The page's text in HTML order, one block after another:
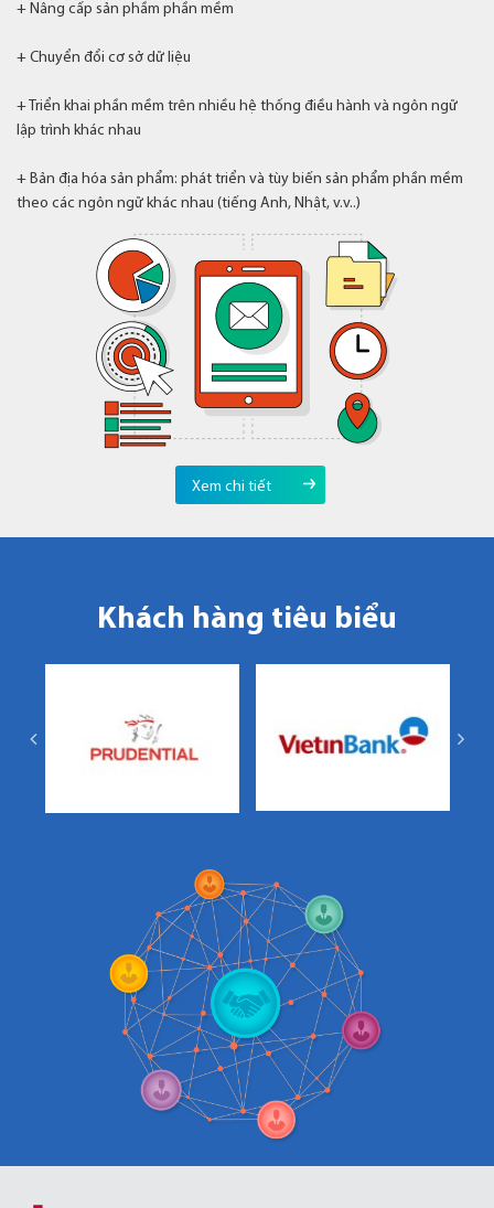
+ Nâng cấp sản phầm phần mềm
+ Chuyển đổi cơ sở dữ liệu
+ Triển khai phần mềm trên nhiều hệ thống điều hành và ngôn ngữ
lập trình khác nhau
+ Bản địa hóa sản phẩm: phát triển và tùy biến sản phẩm phần mềm
theo các ngôn ngữ khác nhau (tiếng Anh, Nhật, v.v..)
Xem chi tiết
Khách hàng tiêu biểu